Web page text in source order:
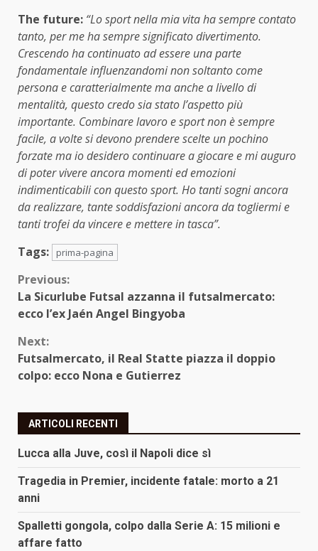
The future: “Lo sport nella mia vita ha sempre contato
tanto, per me ha sempre significato divertimento.
Crescendo ha continuato ad essere una parte
fondamentale influenzandomi non soltanto come
persona e caratterialmente ma anche a livello di
mentalità, questo credo sia stato l’aspetto più
importante. Combinare lavoro e sport non è sempre
facile, a volte si devono prendere scelte un pochino
forzate ma io desidero continuare a giocare e mi auguro
di poter vivere ancora momenti ed emozioni
indimenticabili con questo sport. Ho tanti sogni ancora
da realizzare, tante soddisfazioni ancora da togliermi e
tanti trofei da vincere e mettere in tasca”.
Tags:
prima-pagina
Continue
Reading
Previous:
La Sicurlube Futsal azzanna il futsalmercato:
ecco l’ex Jaén Angel Bingyoba
Next:
Futsalmercato, il Real Statte piazza il doppio
colpo: ecco Nona e Gutierrez
ARTICOLI RECENTI
Lucca alla Juve, così il Napoli dice sì
Tragedia in Premier, incidente fatale: morto a 21
anni
Spalletti gongola, colpo dalla Serie A: 15 milioni e
affare fatto